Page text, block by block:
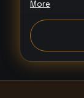
d
S
More